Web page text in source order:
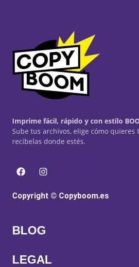
Imprime fácil, rápido y con estilo
Sube tus archivos, elige cómo quieres
recíbelas donde estés.
Copyright © Copyboom.es
BLOG
LEGAL